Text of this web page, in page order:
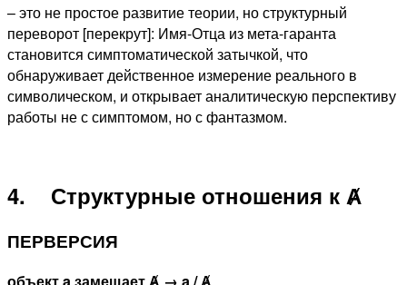
– это не простое развитие теории, но структурный
переворот [перекрут]: Имя-Отца из мета-гаранта
становится симптоматической затычкой, что
обнаруживает действенное измерение реального в
символическом, и открывает аналитическую перспективу
работы не с симптомом, но с фантазмом.
4. Структурные отношения к Ⱥ
ПЕРВЕРСИЯ